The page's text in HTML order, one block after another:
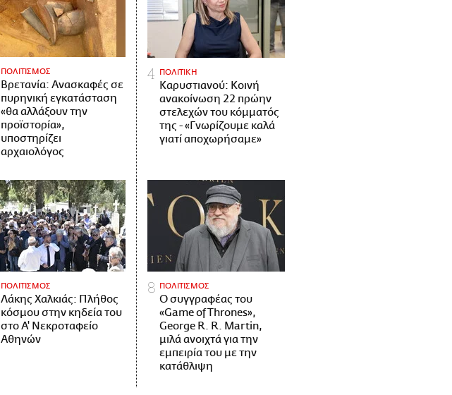
ΠΟΛΙΤΙΣΜΟΣ
Βρετανία: Ανασκαφές σε
πυρηνική εγκατάσταση
«θα αλλάξουν την
προϊστορία»,
υποστηρίζει
αρχαιολόγος
ΠΟΛΙΤΙΚΗ
Καρυστιανού: Κοινή
ανακοίνωση 22 πρώην
στελεχών του κόμματός
της - «Γνωρίζουμε καλά
γιατί αποχωρήσαμε»
ΠΟΛΙΤΙΣΜΟΣ
Λάκης Χαλκιάς: Πλήθος
κόσμου στην κηδεία του
στο Α' Νεκροταφείο
Αθηνών
ΠΟΛΙΤΙΣΜΟΣ
Ο συγγραφέας του
«Game of Thrones»,
George R. R. Martin,
μιλά ανοιχτά για την
εμπειρία του με την
κατάθλιψη